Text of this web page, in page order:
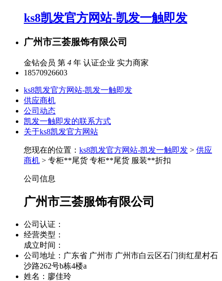
ks8凯发官方网站-凯发一触即发
广州市三荟服饰有限公司
金钻会员 第 4 年 认证企业 实力商家
18570926603
ks8凯发官方网站-凯发一触即发
供应商机
公司动态
凯发一触即发的联系方式
关于ks8凯发官方网站
您现在的位置： ks8凯发官方网站-凯发一触即发 > 供应
商机 > 专柜**尾货 专柜**尾货 服装**折扣
公司信息
广州市三荟服饰有限公司
公司认证：
经营类型：
成立时间：
公司地址： 广东省 广州市 广州市白云区石门街红星村石
沙路262号b栋4楼a
姓名：廖佳玲